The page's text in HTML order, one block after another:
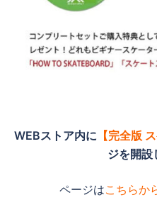
WEBストア内に 【完全版
ジを開設
ページはこちらか